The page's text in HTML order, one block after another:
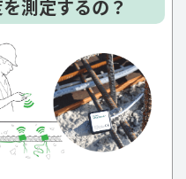
測定するの？